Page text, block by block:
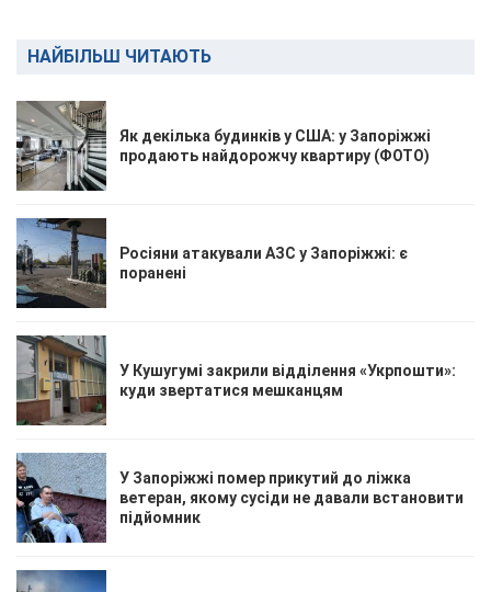
НАЙБІЛЬШ ЧИТАЮТЬ
Як декілька будинків у США: у Запоріжжі
продають найдорожчу квартиру (ФОТО)
Росіяни атакували АЗС у Запоріжжі: є
поранені
У Кушугумі закрили відділення «Укрпошти»:
куди звертатися мешканцям
У Запоріжжі помер прикутий до ліжка
ветеран, якому сусіди не давали встановити
підйомник